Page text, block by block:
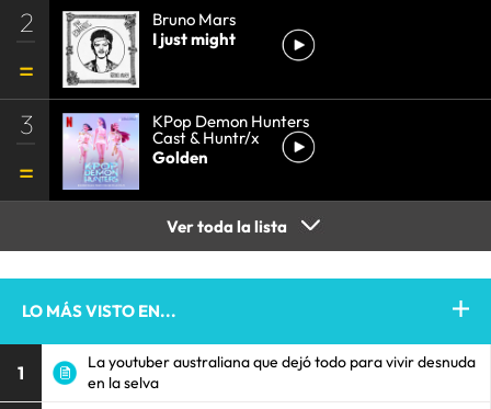
2
Bruno Mars
I just might
3 KPop Demon Hunters
Cast & Huntr/x
Golden
Ver toda la lista
LO MÁS VISTO EN...
1
La youtuber australiana que dejó todo para vivir desnuda
en la selva